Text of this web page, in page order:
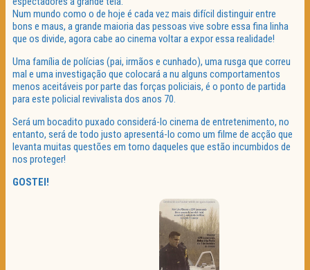
Num mundo como o de hoje é cada vez mais difícil distinguir entre
bons e maus, a grande maioria das pessoas vive sobre essa fina linha
que os divide, agora cabe ao cinema voltar a expor essa realidade!
Uma família de polícias (pai, irmãos e cunhado), uma rusga que correu
mal e uma investigação que colocará a nu alguns comportamentos
menos aceitáveis por parte das forças policiais, é o ponto de partida
para este policial revivalista dos anos 70.
Será um bocadito puxado considerá-lo cinema de entretenimento, no
entanto, será de todo justo apresentá-lo como um filme de acção que
levanta muitas questões em torno daqueles que estão incumbidos de
nos proteger!
GOSTEI!